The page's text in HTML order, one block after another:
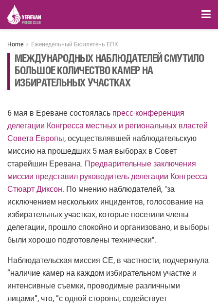
Home Еженедельный Бюллетень ЕПК
МЕЖДУНАРОДНЫХ НАБЛЮДАТЕЛЕЙ СМУТИЛО
БОЛЬШОЕ КОЛИЧЕСТВО КАМЕР НА
ИЗБИРАТЕЛЬНЫХ УЧАСТКАХ
6 мая в Ереване состоялась пресс-конференция
делегации Конгресса местных и региональных властей
Совета Европы, осуществлявшей наблюдательскую
миссию на прошедших 5 мая выборах в Совет
старейшин Еревана. Предварительные заключения
миссии представил руководитель делегации Конгресса
Стюарт Диксон. По мнению наблюдателей, "за
исключением нескольких инцидентов, голосование на
избирательных участках, которые посетили члены
делегации, прошло спокойно и организовано, и выборы
были хорошо подготовлены технически".
Наблюдательская миссия СЕ, в частности, подчеркнула
“наличие камер на каждом избирательном участке и
интенсивные съемки, проводимые различными
лицами”, что, “с одной стороны, содействует